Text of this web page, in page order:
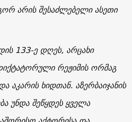
არის შესაძლებელი ასეთი
133-ე დღეს, არცახი
რეჟიმის ორმაგ
აკარის ხიდთან. აზერბაიჯანის
უნდა შეწყდეს ყველა